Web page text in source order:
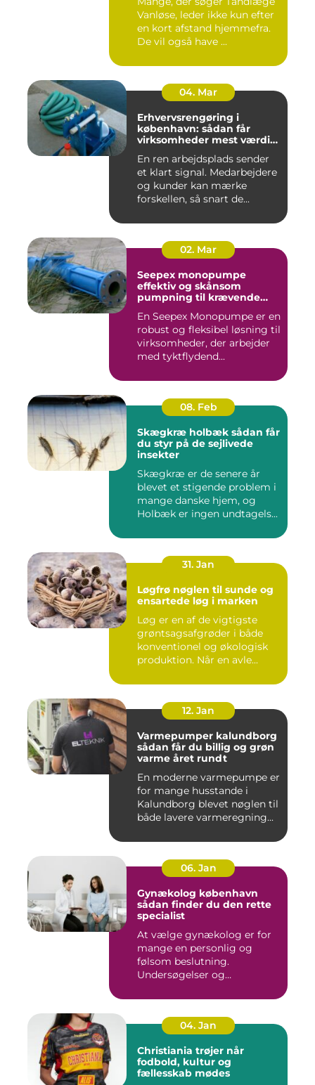
Vanløse, leder ikke kun efter
en kort afstand hjemmefra.
De vil også have ...
04. Mar
Erhvervsrengøring i
københavn: sådan får
virksomheder mest værdi
En ren arbejdsplads sender
et klart signal. Medarbejdere
og kunder kan mærke
forskellen, så snart de...
02. Mar
Seepex monopumpe
effektiv og skånsom
pumpning til krævende
En Seepex Monopumpe er en
robust og fleksibel løsning til
virksomheder, der arbejder
med tyktflydend...
08. Feb
Skægkræ holbæk sådan får
du styr på de sejlivede
insekter
Skægkræ er de senere år
blevet et stigende problem i
mange danske hjem, og
Holbæk er ingen undtagels...
31. Jan
Løgfrø nøglen til sunde og
ensartede løg i marken
Løg er en af de vigtigste
grøntsagsafgrøder i både
konventionel og økologisk
produktion. Når en avle...
12. Jan
Varmepumper kalundborg
sådan får du billig og grøn
varme året rundt
En moderne varmepumpe er
for mange husstande i
Kalundborg blevet nøglen til
både lavere varmeregning...
06. Jan
Gynækolog københavn
sådan finder du den rette
specialist
At vælge gynækolog er for
mange en personlig og
følsom beslutning.
Undersøgelser og
04. Jan
Christiania trøjer når
fodbold, kultur og
fællesskab mødes